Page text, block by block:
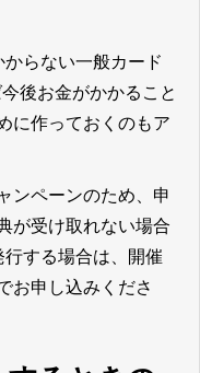
らない一般カード
後お金がかかること
に作っておくのもア
ンペーンのため、申
が受け取れない場合
する場合は、開催
お申し込みくださ